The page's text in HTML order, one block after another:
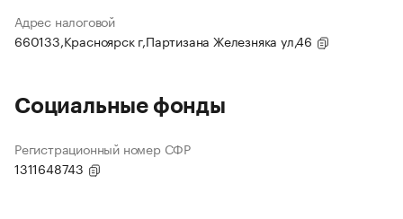
Адрес налоговой
660133,Красноярск г,Партизана Железняка ул,46
Социальные фонды
Регистрационный номер СФР
1311648743